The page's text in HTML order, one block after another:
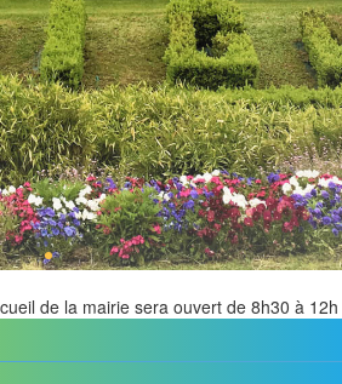
de la mairie sera ouvert de 8h30 à 12h